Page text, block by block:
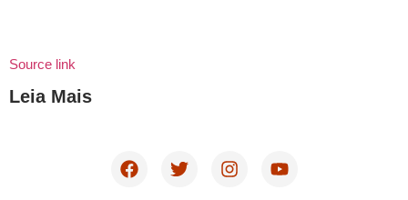
Source link
Leia Mais